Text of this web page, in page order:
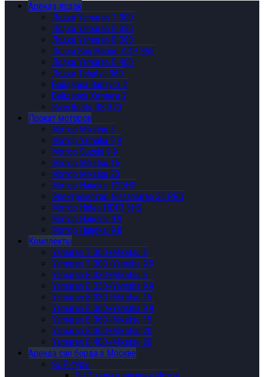
Аренда лодок
Лодка Yamaran T 300
Лодка Yamaran B 330
Лодка Yamaran B 360
Лодка Sun Marine SDP 365
Лодка Yamaran B 400
Лодка Tohatsu 360
Байдарка Варзуга 2
Байдарка Хатанга 2
RiverBoats RB 370
Прокат моторов
Мотор Mikatsu 5
Мотор Yamaha 9,9
Мотор Suzuki 9.9
Мотор Mikatsu 15
Мотор Mikatsu 20
Мотор Hangkai F20HP
Электромотор Nissamaran 36 PRO
Мотор Hidea HDF3.5HS
Мотор Hangkai 9.9
Мотор Hangkai 9.8
Комплекты
Yamaran T 300+Mikatsu 5
Yamaran T 300+Yamaha 9.9
Yamaran B 330+Mikatsu 5
Yamaran B 330+Yamaha 9,9
Yamaran B 330+Mikatsu 15
Yamaran B 360+Yamaha 9,9
Yamaran B 360+Mikatsu 15
Yamaran B 360+Mikatsu 20
Yamaran B 400+Mikatsu 20
Аренда сап борда в Москве
SUP-туры